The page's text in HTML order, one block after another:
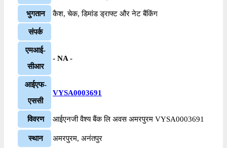
भुगतान कैश, चेक, डिमांड ड्राफ्ट और नेट बैंकिंग
संपर्क
एमआई-
सीआर
- NA -
आईएफ-
एससी
VYSA0003691
विवरण आईएनजी वैश्य बैंक लि अवस अमरपुरम VYSA0003691
स्थान अमरपुरम, अनंतपुर